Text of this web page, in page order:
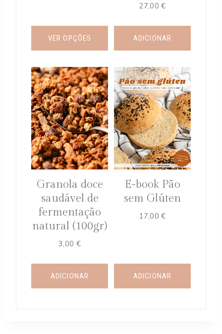
VER OPÇÕES
product
has
multiple
variants.
The
options
may
be
chosen
on
the
product
27,00€
ADICIONAR
Granola doce
saudável de
fermentação
natural (100gr)
3,00 €
ADICIONAR
E-book Pão
sem Glúten
17,00€
ADICIONAR